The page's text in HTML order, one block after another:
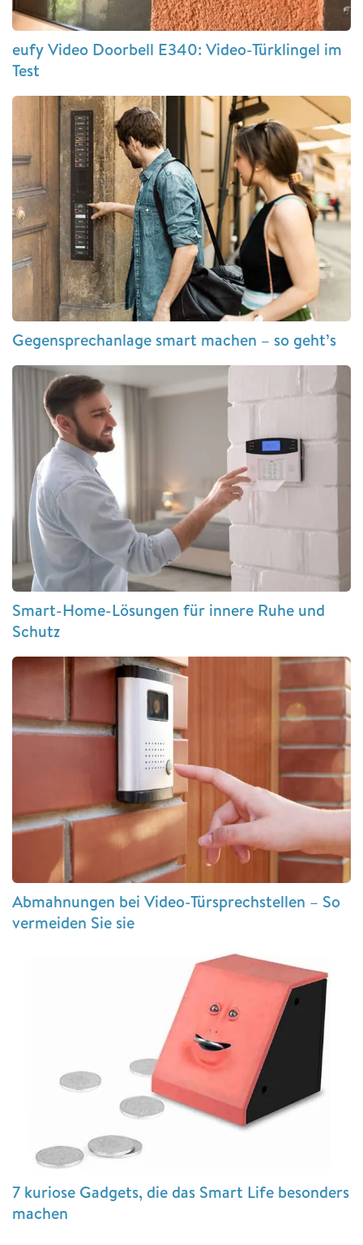
eufy Video Doorbell E340: Video-Türklingel im
Test
Gegensprechanlage smart machen – so geht’s
Smart-Home-Lösungen für innere Ruhe und
Schutz
Abmahnungen bei Video-Türsprechstellen – So
vermeiden Sie sie
7 kuriose Gadgets, die das Smart Life besonders
machen